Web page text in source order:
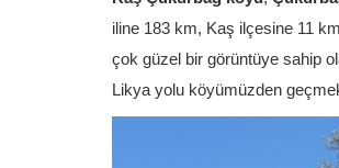
iline 183 km, Kaş ilçesine 11
çok güzel bir görüntüye sahip
Likya yolu köyümüzden